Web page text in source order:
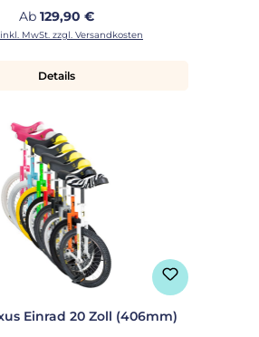
Regulärer Preis:
Ab 129,90 €
MwSt. zzgl. Versandkosten
Details
Einrad 20 Zoll (406mm)